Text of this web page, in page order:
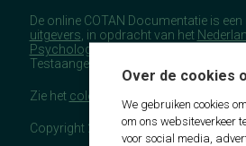
Over de cookies
We gebruiken cookies
om ons websiteverkeer
voor social media,
De online COTAN Documentatie is
uitgevers , in opdracht van het
Psychologen
Testaangelegenheden Nederland
Zie het colofon
Copyright 2026 - COTAN